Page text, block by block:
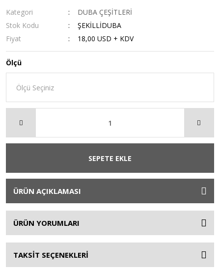
Kategori
DUBA ÇEŞİTLERİ
Stok Kodu
ŞEKİLLİDUBA
Fiyat
18,00 USD + KDV
Ölçü
SEPETE EKLE
ÜRÜN AÇIKLAMASI
ÜRÜN YORUMLARI
TAKSİT SEÇENEKLERİ